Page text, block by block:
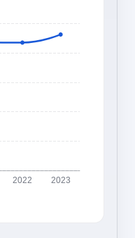
2022 2023